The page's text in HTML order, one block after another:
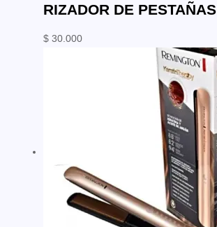
RIZADOR DE PESTAÑAS
$ 30.000